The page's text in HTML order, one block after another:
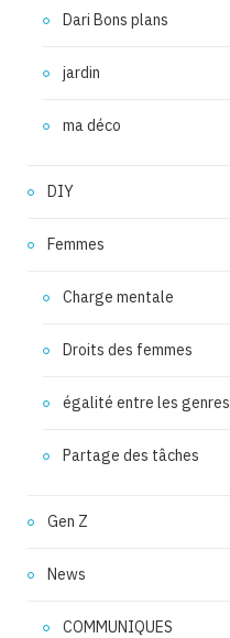
Dari Bons plans
jardin
ma déco
DIY
Femmes
Charge mentale
Droits des femmes
égalité entre les genres
Partage des tâches
Gen Z
News
COMMUNIQUES